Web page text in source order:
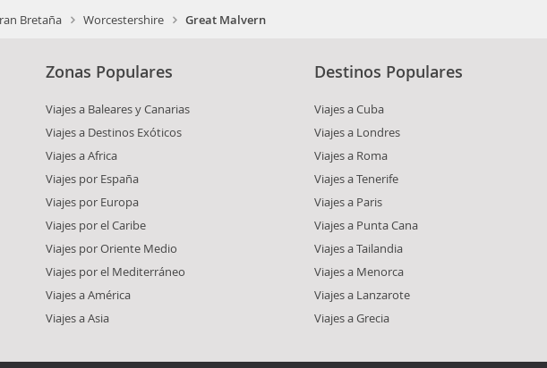
Bretaña Worcestershire Great Malvern
Zonas Populares
Viajes a Baleares y Canarias
Viajes a Destinos Exóticos
Viajes a Africa
Viajes por España
Viajes por Europa
Viajes por el Caribe
Viajes por Oriente Medio
Viajes por el Mediterráneo
Viajes a América
Viajes a Asia
Destinos Populares
Viajes a Cuba
Viajes a Londres
Viajes a Roma
Viajes a Tenerife
Viajes a Paris
Viajes a Punta Cana
Viajes a Tailandia
Viajes a Menorca
Viajes a Lanzarote
Viajes a Grecia